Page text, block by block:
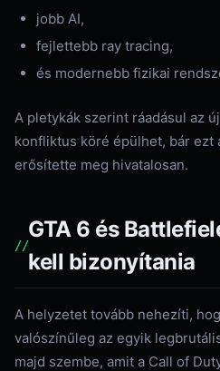
jobb AI,
fejlettebb ray tracing,
és modernebb fizikai
A pletykák szerint ráadásul az
konfliktus köré épülhet, bár ezt
erősítette meg hivatalosan.
GTA 6 és
kell bizonyítania
A helyzetet tovább nehezíti,
valószínűleg az egyik
majd szembe, amit a Call of